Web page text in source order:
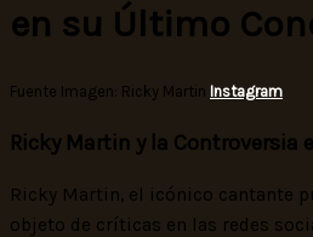
en su Último
Fuente Imagen: Ricky Martin Instagram
Ricky Martin y la Controversia
Ricky Martin, el icónico cantante
objeto de críticas en las redes